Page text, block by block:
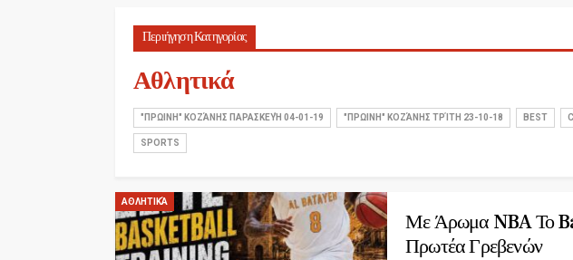
Περιήγηση Κατηγορίας
Αθλητικά
"ΠΡΩΙΝΗ" ΚΟΖΆΝΗΣ ΠΑΡΑΣΚΕΥΉ 04-01-19 "ΠΡΩΙΝΗ" ΚΟΖΆΝΗΣ ΤΡΊΤΗ 23-10-18 BEST
SPORTS
ΑΘΛΗΤΙΚΆ
Με Άρωμα NBA Το
Πρωτέα Γρεβενών